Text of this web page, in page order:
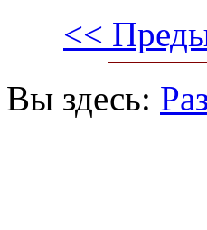
<<
Вы здесь: